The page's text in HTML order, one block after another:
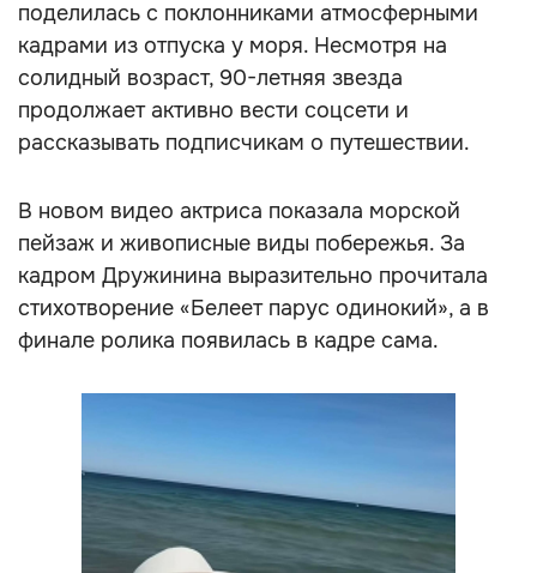
поделилась с поклонниками атмосферными
кадрами из отпуска у моря. Несмотря на
солидный возраст, 90-летняя звезда
продолжает активно вести соцсети и
рассказывать подписчикам о путешествии.
В новом видео актриса показала морской
пейзаж и живописные виды побережья. За
кадром Дружинина выразительно прочитала
стихотворение «Белеет парус одинокий», а в
финале ролика появилась в кадре сама.